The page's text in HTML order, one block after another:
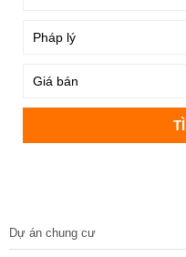
Dự án chung cư